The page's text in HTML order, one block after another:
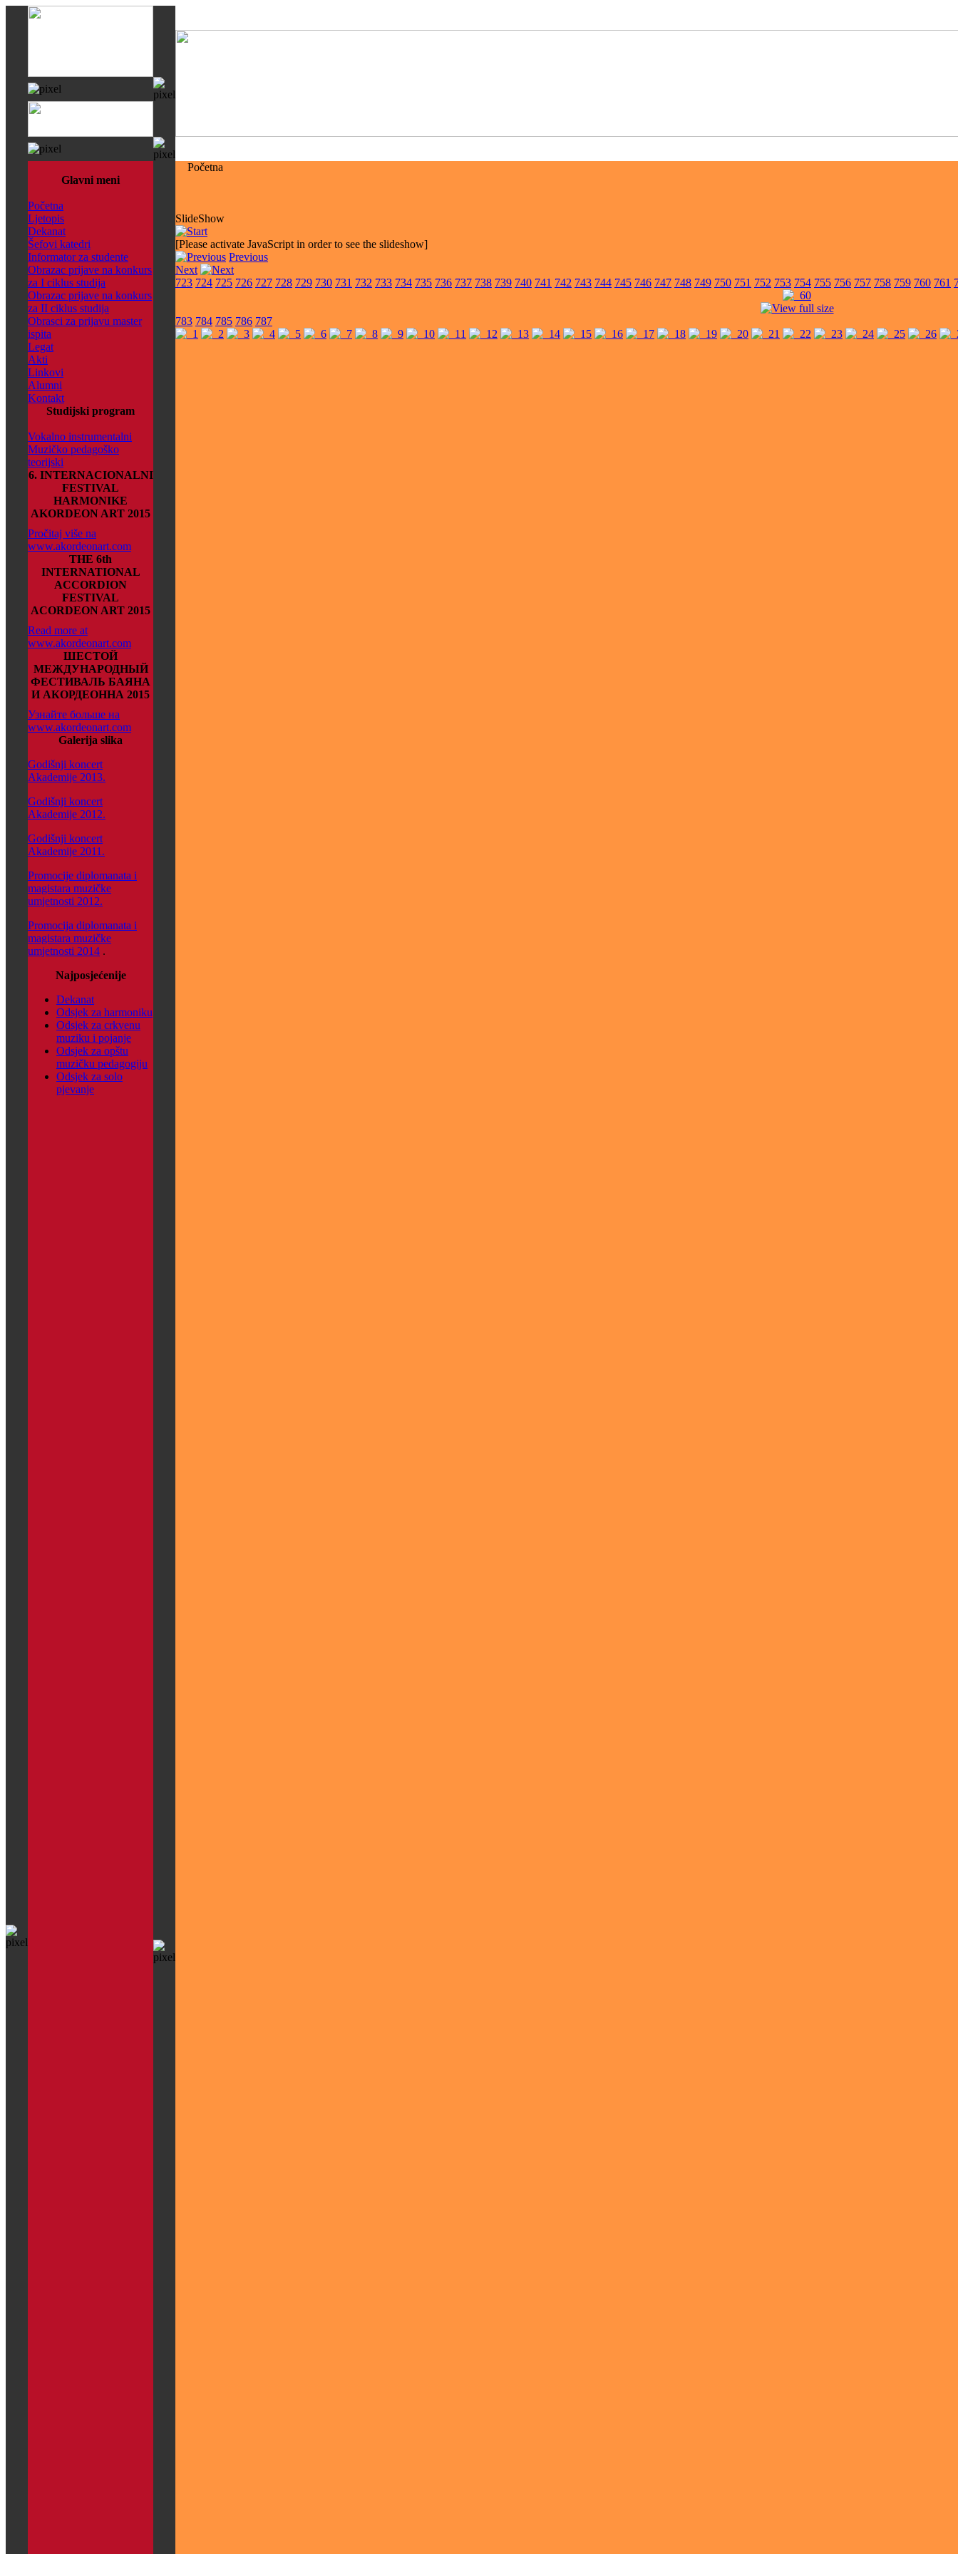
Glavni meni
Početna
Ljetopis
Dekanat
Šefovi katedri
Informator za studente
Obrazac prijave na konkurs
za I ciklus studija
Obrazac prijave na konkurs
za II ciklus studija
Obrasci za prijavu master
ispita
Legat
Akti
Linkovi
Alumni
Kontakt
Studijski program
Vokalno instrumentalni
Muzičko pedagoško
teorijski
6. INTERNACIONALNI
FESTIVAL
HARMONIKE
AKORDEON ART 2015
Pročitaj više na
www.akordeonart.com
THE 6th
INTERNATIONAL
ACCORDION
FESTIVAL
ACORDEON ART 2015
Read more at
www.akordeonart.com
ШЕСТОЙ
МЕЖДУНАРОДНЫЙ
ФЕСТИВАЛЬ БАЯНА
И АКОРДЕОННА 2015
Узнайте больше на
www.akordeonart.com
Galerija slika
Godišnji koncert
Akademije 2013.
Godišnji koncert
Akademije 2012.
Godišnji koncert
Akademije 2011.
Promocije diplomanata i
magistara muzičke
umjetnosti 2012.
Promocija diplomanata i
magistara muzičke
umjetnosti 2014 .
Najposjećenije
Dekanat
Odsjek za harmoniku
Odsjek za crkvenu
muziku i pojanje
Odsjek za opštu
muzičku pedagogiju
Odsjek za solo
pjevanje
Početna
SlideShow
[Please activate JavaScript in order to see the slideshow]
Previous
Next
723 724 725 726 727 728 729 730 731 732 733 734 735 736 737 738 739 740 741 742 743 744 745 746 747 748 749 750 751 752 753 754 755 756 757 758 759 760 761
783 784 785 786 787